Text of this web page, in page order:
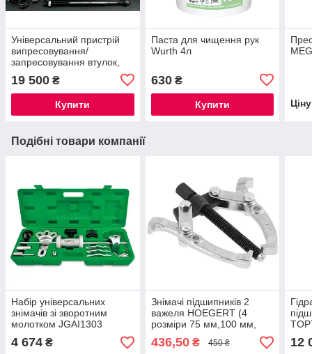
Універсальний пристрій
випресовування/
запресовування втулок,
деталей LOTUS VS ПС-20
зусилля 20т
19 500 ₴
Купити
Паста для чищення рук
Wurth 4л
630₴
Купити
Подібні товари компанії
Набір універсальних
знімачів зі зворотним
молотком JGAI1303
TOPTUL
4 674 ₴
Знімачі підшипників 2
важеля HOEGERT (4
розміри 75 мм,100 мм,
150 мм, 200 мм)
436,50₴ 450 ₴ 12